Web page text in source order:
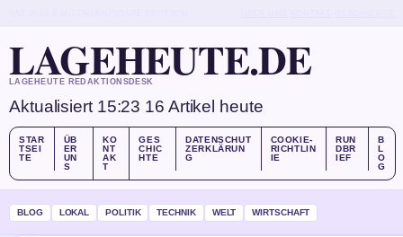
LAGEHEUTE.DE
LAGEHEUTE REDAKTIONSDESK
Aktualisiert 15:23 16 Artikel heute
STAR
TSEI
TE
ÜB
ER
UN
S
KO
NT
AK
T
GES
CHIC
HTE
DATENSCHUT
ZERKLÄRUN
G
COOKIE-
RICHTLIN
IE
RUN
DBR
IEF
B
L
O
G
BLOG LOKAL POLITIK TECHNIK WELT WIRTSCHAFT